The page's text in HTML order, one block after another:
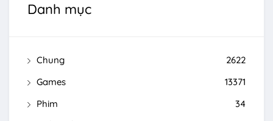
Danh mục
Chung
2622
Games
13371
Phim
34